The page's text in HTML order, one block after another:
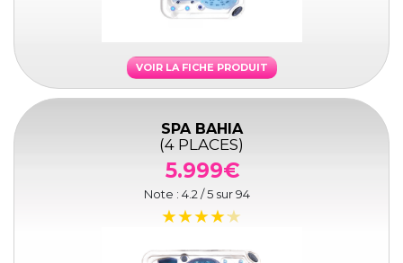
VOIR LA FICHE PRODUIT
SPA BAHIA
(4 PLACES)
5.999€
Note : 4.2 / 5 sur94